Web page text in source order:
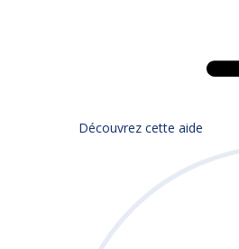
Découvrez cette aide